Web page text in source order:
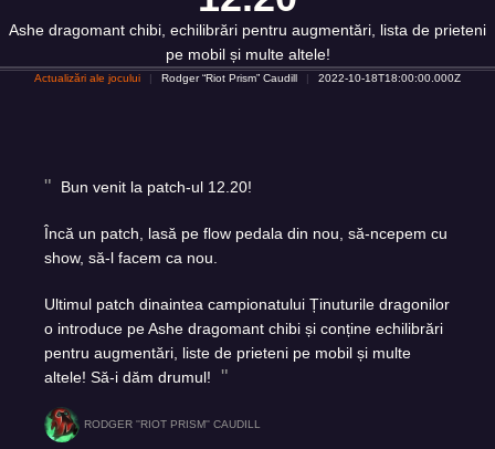
Ashe dragomant chibi, echilibrări pentru augmentări, lista de prieteni
pe mobil și multe altele!
Actualizări ale jocului Rodger “Riot Prism” Caudill 2022-10-18T18:00:00.000Z
Bun venit la patch-ul 12.20!
Încă un patch, lasă pe flow pedala din nou, să-ncepem cu
show, să-l facem ca nou.
Ultimul patch dinaintea campionatului Ținuturile dragonilor
o introduce pe Ashe dragomant chibi și conține echilibrări
pentru augmentări, liste de prieteni pe mobil și multe
altele! Să-i dăm drumul!
RODGER ''RIOT PRISM'' CAUDILL